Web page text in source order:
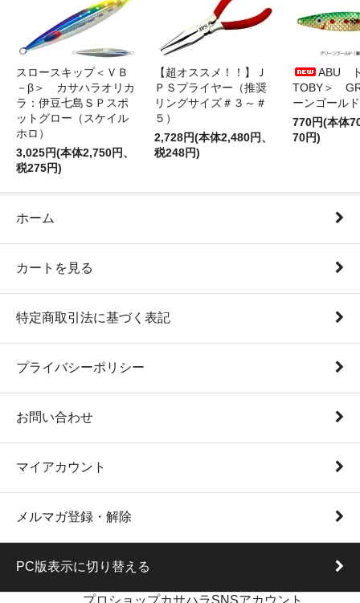
スロースキップ＜ＶＢ
－β＞ カサハラオリカ
ラ：伊豆七島ＳＰスポ
ットグロー（スケイル
ホロ）
3,025円(本体2,750円、
税275円)
【超オススメ！！】Ｊ
ＰＳプライヤー（推奨
リングサイズ＃３～＃
５）
2,728円(本体2,480円、
税248円)
ABU
TOBY＞
ーンゴールド
770円(本体
70円)
ホーム
カートを見る
特定商取引法に基づく表記
プライバシーポリシー
お問い合わせ
マイアカウント
メルマガ登録・解除
PC版表示に切り替える
プロショップカサハラSNSアカウント